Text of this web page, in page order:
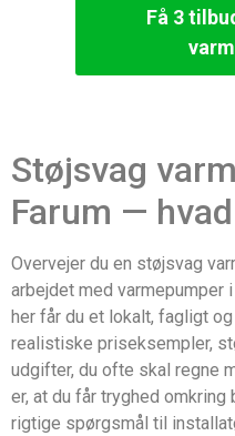
Få 3
Støjsvag
Farum —
Overvejer du en støjsvag
arbejdet med varmepumper
her får du et lokalt, fagligt
realistiske priseksempler,
udgifter, du ofte skal regne
er, at du får tryghed
rigtige spørgsmål til